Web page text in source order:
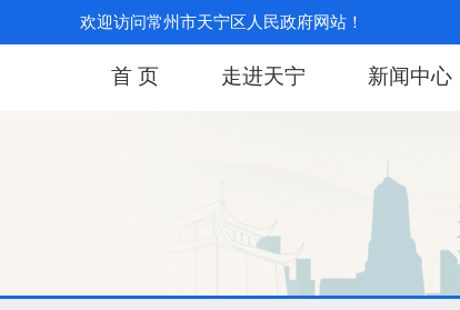
欢迎访问常州市天宁区人民政府网站！
首 页 走进天宁 新闻中心